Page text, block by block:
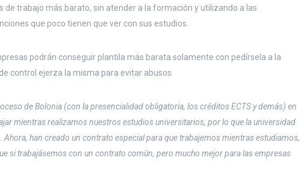
de trabajo más barato, sin atender a la formación y utilizando a las
que poco tienen que ver con sus estudios.
podrán conseguir plantila más barata solamente con pedírsela a la
control ejerza la misma para evitar abusos.
de Bolonia (con la presencialidad obligatoria, los créditos ECTS y demás) en
mientras realizamos nuestros estudios universitarios, por lo que la universidad
han creado un contrato especial para que trabajemos mientras estudiamos,
si trabajásemos con un contrato común, pero mucho mejor para las empresas